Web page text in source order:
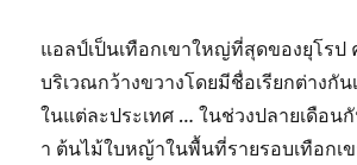
แอลป์เป็นเทือกเขาใหญ่ที่สุดของยุโรป
บริเวณกว้างขวางโดยมีชื่อเรียกต่างกั
ในแต่ละประเทศ … ในช่วงปลายเดือ
า ต้นไม้ใบหญ้าในพื้นที่รายรอบเทือกเ